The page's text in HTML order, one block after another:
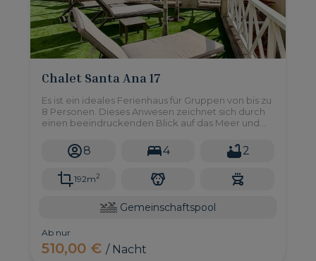
Chalet Santa Ana 17
Es ist ein ideales Ferienhaus für Gruppen von bis zu
8 Personen. Dieses Anwesen zeichnet sich durch
einen beeindruckenden Blick auf das Meer und
Zugang zu einem Gemeinschaftspool aus.
8 4 2
192m2
Gemeinschaftspool
Ab nur
510,00 €/ Nacht